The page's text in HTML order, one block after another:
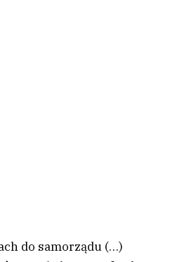
do samorządu (…)